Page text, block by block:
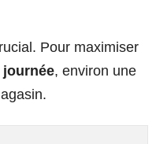
Pour maximiser
, environ une